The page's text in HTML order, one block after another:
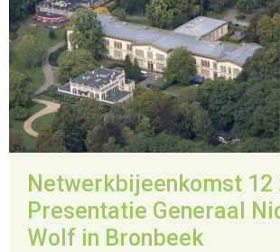
Netwerkbijeenkomst 12
Presentatie Generaal
Wolf in Bronbeek